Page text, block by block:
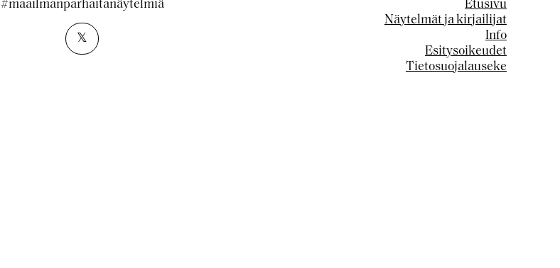
Etusivu
Näytelmät ja kirjailijat
Info
Esitysoikeudet
Tietosuojalauseke
#maailmanparhaitanäytelmiä
𝕏